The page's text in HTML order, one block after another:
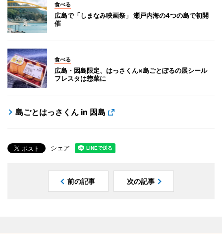
食べる
広島で「しまなみ映画祭」 瀬戸内海の4つの島で初開
催
食べる
広島・因島限定、はっさくん×島ごとぽるの展シール
フレスタは惣菜に
島ごとはっさくん in 因島
シェア
前の記事 次の記事